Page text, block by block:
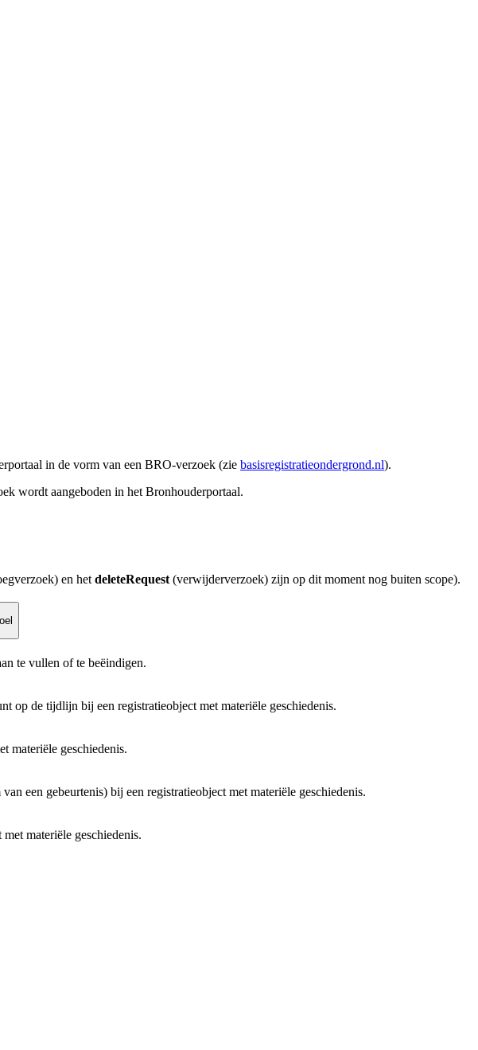
in de vorm van een BRO-verzoek (zie basisregistratieondergrond.nl).
wordt aangeboden in het Bronhouderportaal.
en het deleteRequest (verwijderverzoek) zijn op dit moment nog buiten scope).
te vullen of te beëindigen.
op de tijdlijn bij een registratieobject met materiële geschiedenis.
materiële geschiedenis.
een gebeurtenis) bij een registratieobject met materiële geschiedenis.
materiële geschiedenis.